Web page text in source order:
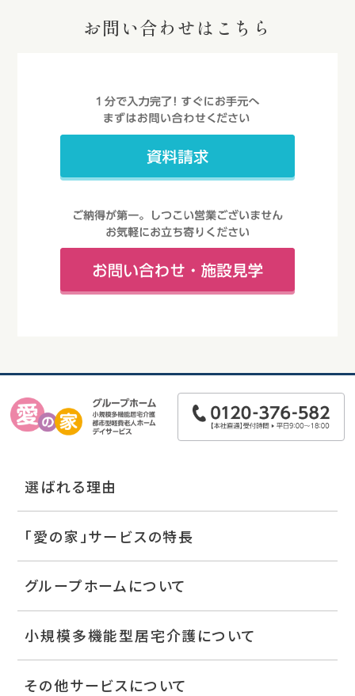
お問い合わせはこちら
選ばれる理由
「愛の家」サービスの特長
グループホームについて
小規模多機能型居宅介護について
その他サービスについて